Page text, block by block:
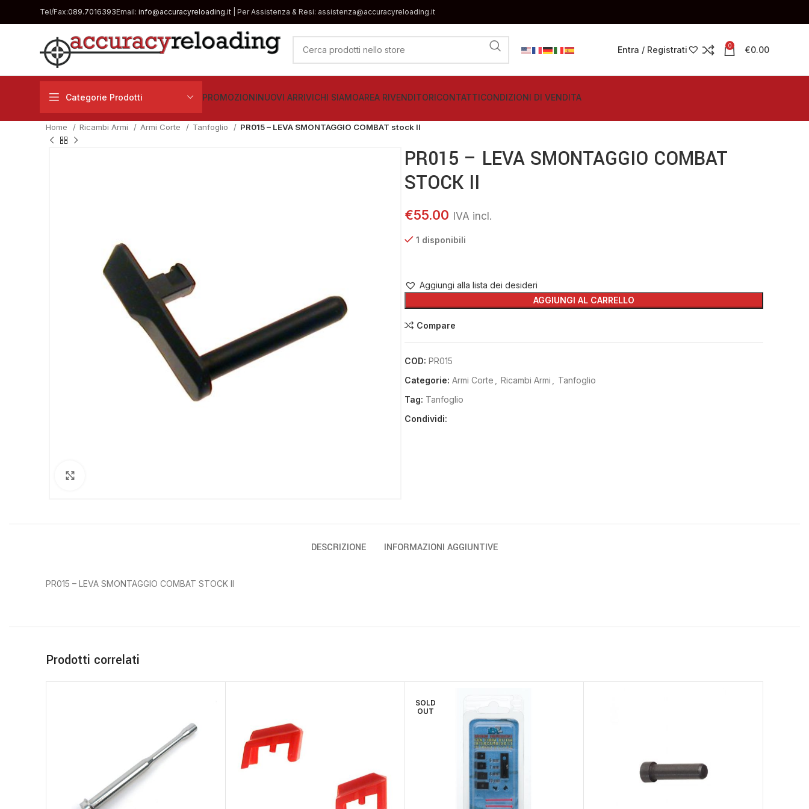
Tel/Fax:089.7016393Email: info@accuracyreloading.it | Per Assistenza & Resi: assistenza@accuracyreloading.it
Entra / Registrati 0 €0.00
Categorie Prodotti PROMOZIONINUOVI ARRIVICHI SIAMOAREA RIVENDITORICONTATTICONDIZIONI DI VENDITA
Home Ricambi Armi Armi Corte Tanfoglio PR015 – LEVA SMONTAGGIO COMBAT stock II
PR015 – LEVA SMONTAGGIO COMBAT
STOCK II
€55.00
1 disponibili
AGGIUNGI AL CARRELLO
Aggiungi alla lista dei desideri
Compare
COD: PR015
Categorie: Armi Corte Ricambi Armi
Tanfoglio
Tag: Tanfoglio
Condividi:
DESCRIZIONE INFORMAZIONI AGGIUNTIVE
PR015 – LEVA SMONTAGGIO COMBAT STOCK II
Prodotti correlati
SOLD
OUT